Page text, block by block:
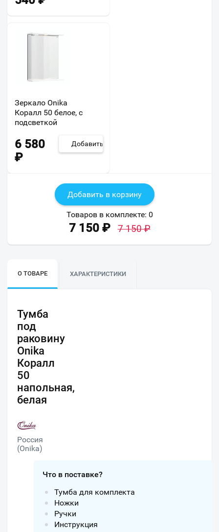
Зеркало Onika
Коралл 50 белое, с
подсветкой
6 580
₽
Добавить
Добавить в корзину
Товаров в комплекте: 0
7 150₽ 7 150₽
О ТОВАРЕ ХАРАКТЕРИСТИКИ
Тумба
под
раковину
Onika
Коралл
50
напольная,
белая
Россия
(Onika)
Что в поставке?
Тумба для комплекта
Ножки
Ручки
Инструкция